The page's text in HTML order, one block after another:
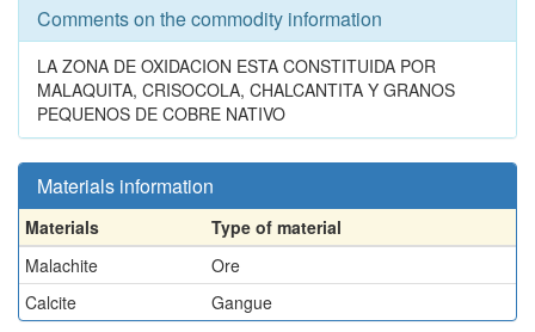
Comments on the commodity information
LA ZONA DE OXIDACION ESTA CONSTITUIDA POR
MALAQUITA, CRISOCOLA, CHALCANTITA Y GRANOS
PEQUENOS DE COBRE NATIVO
Materials information
Materials
Type of material
Malachite
Ore
Calcite
Gangue